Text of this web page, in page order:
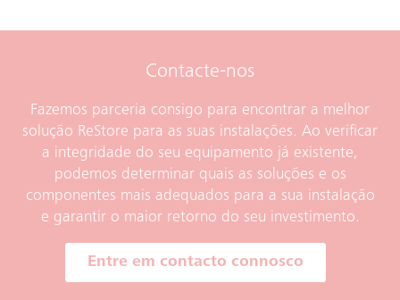
Contacte-nos
Fazemos parceria consigo para encontrar a melhor
solução ReStore para as suas instalações. Ao verificar
a integridade do seu equipamento já existente,
podemos determinar quais as soluções e os
componentes mais adequados para a sua instalação
e garantir o maior retorno do seu investimento.
Entre em contacto connosco